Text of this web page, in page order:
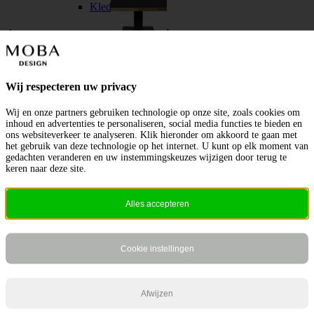
Kledinghangers
Germain Dining Table
Scroll naar bovenzijde
Wij respecteren uw privacy
Wij en onze partners gebruiken technologie op onze site, zoals cookies om
inhoud en advertenties te personaliseren, social media functies te bieden en
ons websiteverkeer te analyseren. Klik hieronder om akkoord te gaan met
het gebruik van deze technologie op het internet. U kunt op elk moment van
gedachten veranderen en uw instemmingskeuzes wijzigen door terug te
keren naar deze site.
Alles accepteren
Cookie instellingen
Afwijzen